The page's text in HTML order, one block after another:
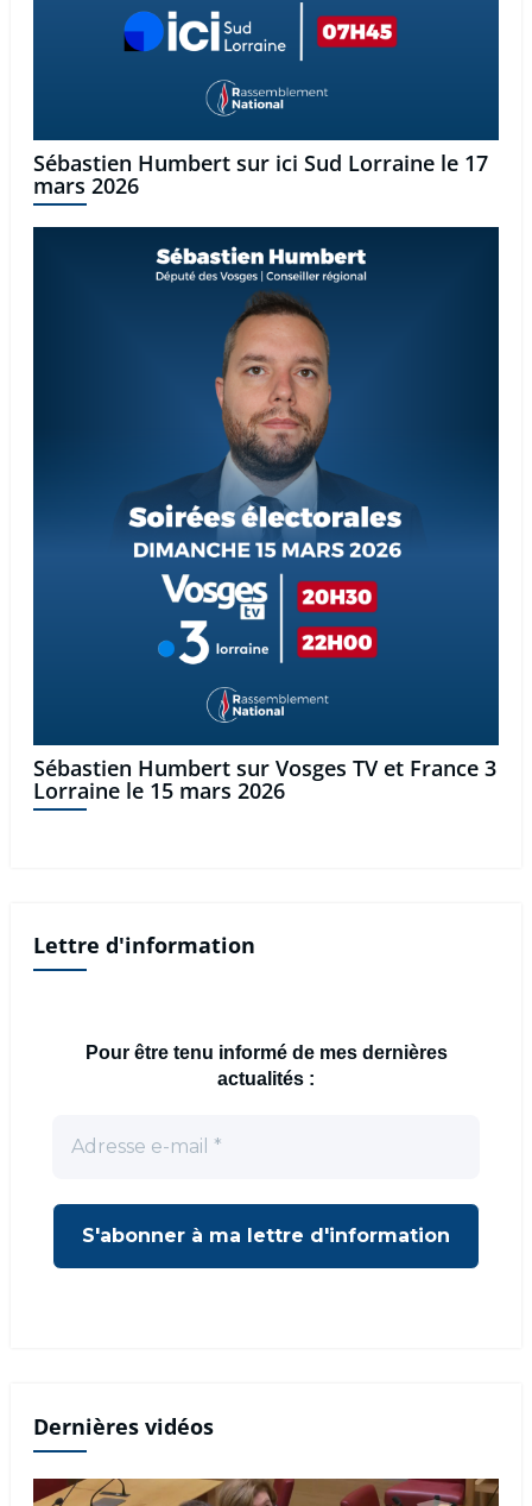
Sébastien Humbert sur ici Sud Lorraine le 17
mars 2026
Sébastien Humbert sur Vosges TV et France 3
Lorraine le 15 mars 2026
Lettre d'information
Pour être tenu informé de mes dernières
actualités :
Dernières vidéos